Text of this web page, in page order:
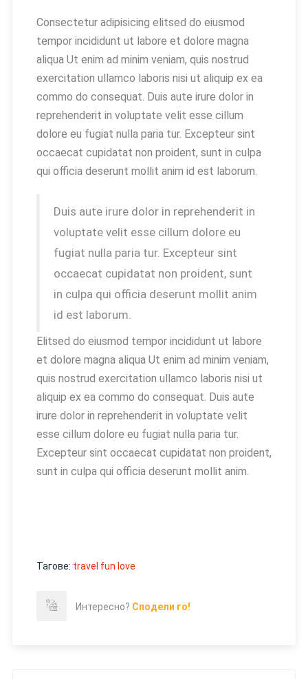
Consectetur adipisicing elitsed do eiusmod
tempor incididunt ut labore et dolore magna
aliqua Ut enim ad minim veniam, quis nostrud
exercitation ullamco laboris nisi ut aliquip ex ea
commo do consequat. Duis aute irure dolor in
reprehenderit in voluptate velit esse cillum
dolore eu fugiat nulla paria tur. Excepteur sint
occaecat cupidatat non proident, sunt in culpa
qui officia deserunt mollit anim id est laborum.
Duis aute irure dolor in reprehenderit in
voluptate velit esse cillum dolore eu
fugiat nulla paria tur. Excepteur sint
occaecat cupidatat non proident, sunt
in culpa qui officia deserunt mollit anim
id est laborum.
Elitsed do eiusmod tempor incididunt ut labore
et dolore magna aliqua Ut enim ad minim veniam,
quis nostrud exercitation ullamco laboris nisi ut
aliquip ex ea commo do consequat. Duis aute
irure dolor in reprehenderit in voluptate velit
esse cillum dolore eu fugiat nulla paria tur.
Excepteur sint occaecat cupidatat non proident,
sunt in culpa qui officia deserunt mollit anim.
Тагове: travel fun love
Интересно? Сподели го!